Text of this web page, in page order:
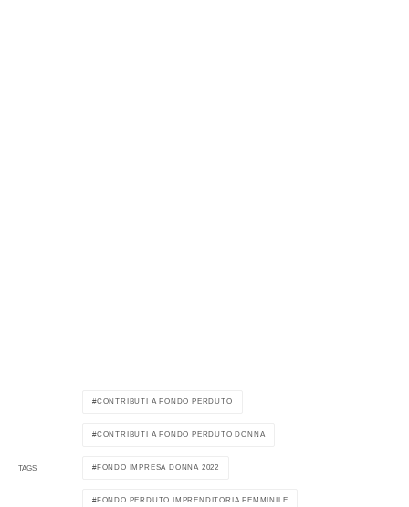
TAGS
CONTRIBUTI A FONDO PERDUTO
CONTRIBUTI A FONDO PERDUTO DONNA
FONDO IMPRESA DONNA 2022
FONDO PERDUTO IMPRENDITORIA FEMMINILE